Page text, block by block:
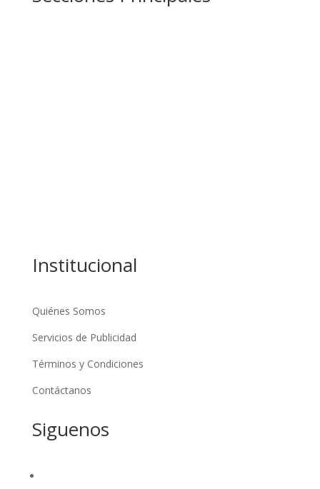
Institucional
Quiénes Somos
Servicios de Publicidad
Términos y Condiciones
Contáctanos
Siguenos